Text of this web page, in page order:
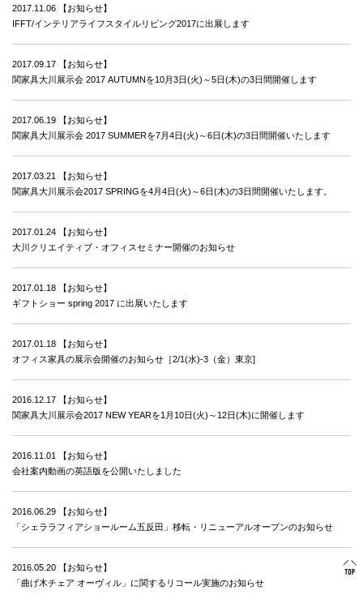
2017.11.06
【お知らせ】
IFFT/インテリアライフスタイルリビング2017に出展します
2017.09.17
【お知らせ】
関家具大川展示会 2017 AUTUMNを10月3日(火)～5日(木)の3日間開催します
2017.06.19
【お知らせ】
関家具大川展示会 2017 SUMMERを7月4日(火)～6日(木)の3日間開催いたします
2017.03.21
【お知らせ】
関家具大川展示会2017 SPRINGを4月4日(火)～6日(木)の3日間開催いたします。
2017.01.24
【お知らせ】
大川クリエイティブ・オフィスセミナー開催のお知らせ
2017.01.18
【お知らせ】
ギフトショー spring 2017 に出展いたします
2017.01.18
【お知らせ】
オフィス家具の展示会開催のお知らせ［2/1(水)-3（金）東京]
2016.12.17
【お知らせ】
関家具大川展示会2017 NEW YEARを1月10日(火)～12日(木)に開催します
2016.11.01
【お知らせ】
会社案内動画の英語版を公開いたしました
2016.06.29
【お知らせ】
「シェララフィアショールーム五反田」移転・リニューアルオープンのお知らせ
2016.05.20
【お知らせ】
「曲げ木チェア オーヴィル」に関するリコール実施のお知らせ